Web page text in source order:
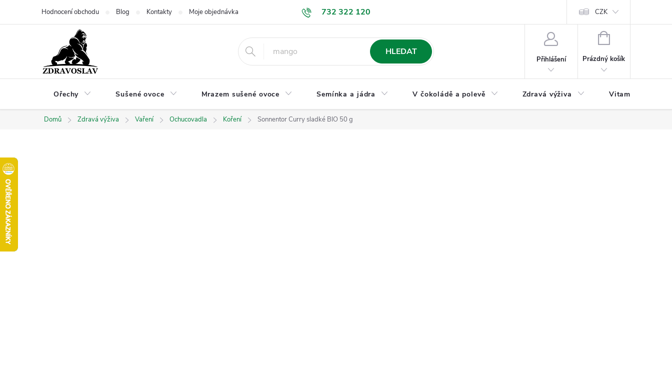
732 322 120
Hodnocení obchodu Blog Kontakty Moje objednávka GDPR a ochrana osobních údajů Jak nakupovat Formulář pro odstoupení od
CZK
HLEDAT
Přihlášení
NÁKUPNÍ
Prázdný košík
Ořechy Sušené ovoce Mrazem sušené ovoce Semínka a jádra V čokoládě a polevě Zdravá výživa Vitamíny a
Domů Zdravá výživa Vaření Ochucovadla Koření Sonnentor Curry sladké BIO 50 g